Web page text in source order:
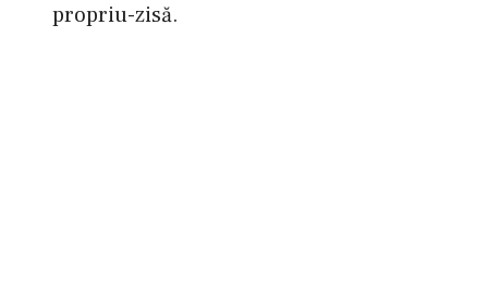
propriu-zisă.